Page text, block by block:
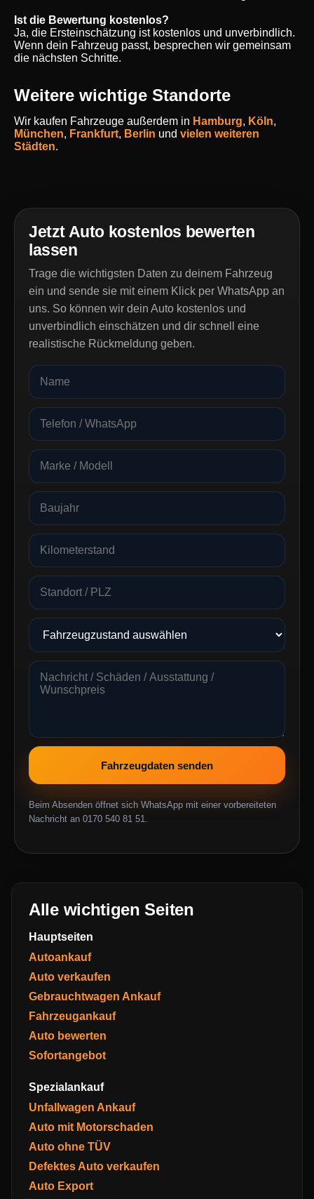
Ist die Bewertung kostenlos?
Ja, die Ersteinschätzung ist kostenlos und unverbindlich.
Wenn dein Fahrzeug passt, besprechen wir gemeinsam
die nächsten Schritte.
Weitere wichtige Standorte
Wir kaufen Fahrzeuge außerdem in Hamburg, Köln,
München, Frankfurt, Berlin und vielen weiteren
Städten.
Jetzt Auto kostenlos bewerten
lassen
Trage die wichtigsten Daten zu deinem Fahrzeug
ein und sende sie mit einem Klick per WhatsApp an
uns. So können wir dein Auto kostenlos und
unverbindlich einschätzen und dir schnell eine
realistische Rückmeldung geben.
Fahrzeugdaten senden
Beim Absenden öffnet sich WhatsApp mit einer vorbereiteten
Nachricht an 0170 540 81 51.
Alle wichtigen Seiten
Hauptseiten
Autoankauf
Auto verkaufen
Gebrauchtwagen Ankauf
Fahrzeugankauf
Auto bewerten
Sofortangebot
Spezialankauf
Unfallwagen Ankauf
Auto mit Motorschaden
Auto ohne TÜV
Defektes Auto verkaufen
Auto Export